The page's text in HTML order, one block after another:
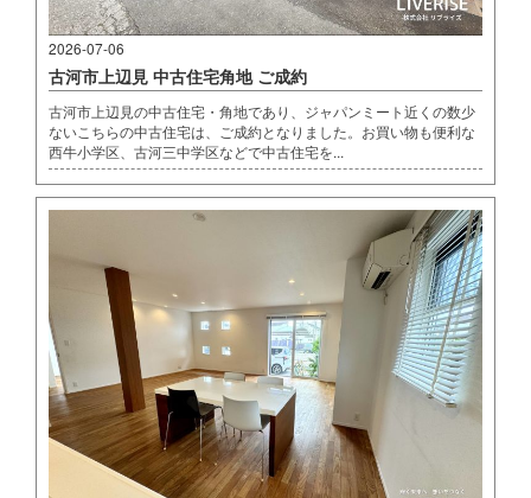
2026-07-06
古河市上辺見 中古住宅角地 ご成約
古河市上辺見の中古住宅・角地であり、ジャパンミート近くの数少
ないこちらの中古住宅は、ご成約となりました。お買い物も便利な
西牛小学区、古河三中学区などで中古住宅を...